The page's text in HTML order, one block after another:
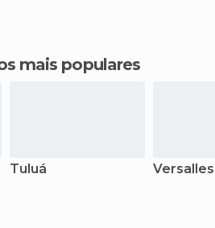
mais populares
Tuluá Versalles